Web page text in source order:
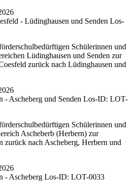
- Lüdinghausen und Senden Los-
Schülerinnen und
Lüdinghausen und Senden zur
zurück nach Lüdinghausen und
- Ascheberg und Senden Los-ID: LOT-
Schülerinnen und
Ascheberb (Herbern) zur
zurück nach Ascheberg, Herbern und
- Ascheberg Los-ID: LOT-0033